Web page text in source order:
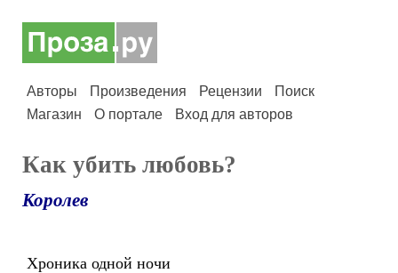
Авторы Произведения Рецензии
Поиск
Магазин
О портале Вход для авторов
Как убить любовь?
Королев
Хроника одной ночи